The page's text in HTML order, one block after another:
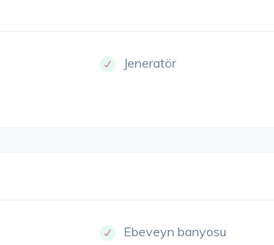
Jeneratör
Ebeveyn banyosu